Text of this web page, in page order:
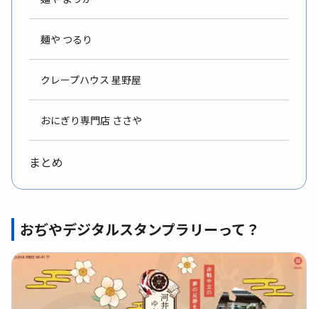
麺や つるり
クレープハウス 星野屋
おにぎり専門店 ささや
まとめ
おぢやデジタルスタンプラリーって？